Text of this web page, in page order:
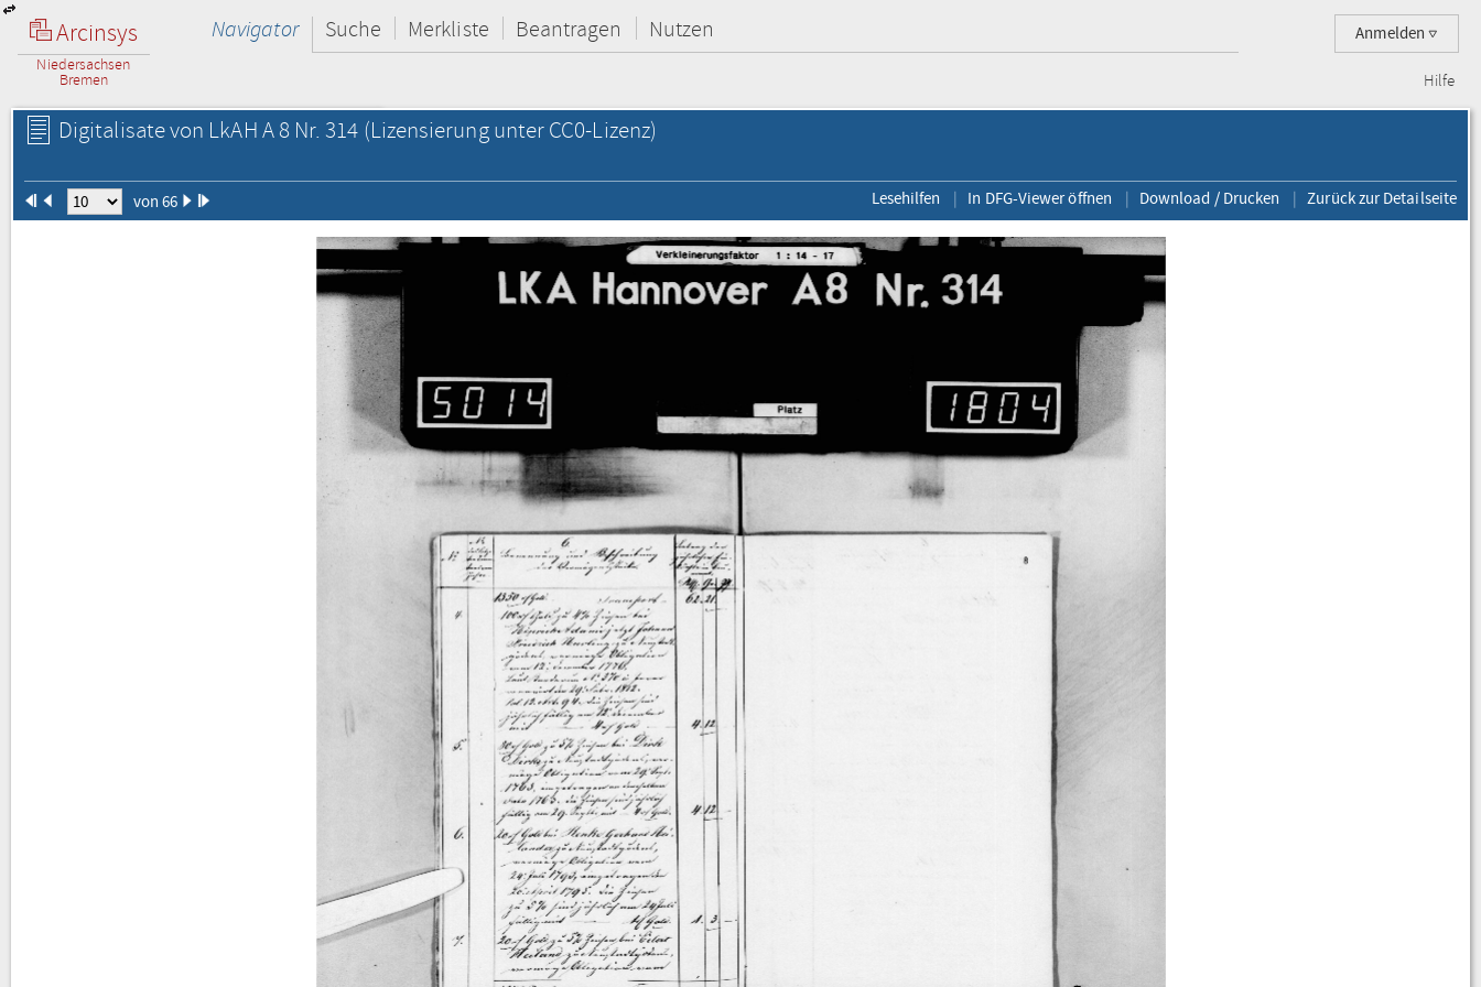
Arcinsys
Niedersachsen
Bremen
Anmelden
Navigator Suche Merkliste Beantragen Nutzen
Hilfe
Digitalisate von LkAH A 8 Nr. 314 (Lizensierung unter CC0-Lizenz)
von 66 Lesehilfen In DFG-Viewer öffnen Download / Drucken Zurück zur Detailseite